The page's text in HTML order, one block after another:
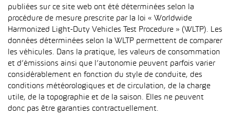
publiées sur ce site web ont été déterminées selon la
procédure de mesure prescrite par la loi « Worldwide
Harmonized Light-Duty Vehicles Test Procedure » (WLTP). Les
données déterminées selon la WLTP permettent de comparer
les véhicules. Dans la pratique, les valeurs de consommation
et d’émissions ainsi que l’autonomie peuvent parfois varier
considérablement en fonction du style de conduite, des
conditions météorologiques et de circulation, de la charge
utile, de la topographie et de la saison. Elles ne peuvent
donc pas être garanties contractuellement.